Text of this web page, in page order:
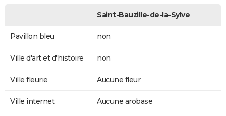
Saint-Bauzille-de-la-Sylve
Pavillon bleu non
Ville d'art et d'histoire non
Ville fleurie Aucune fleur
Ville internet Aucune arobase